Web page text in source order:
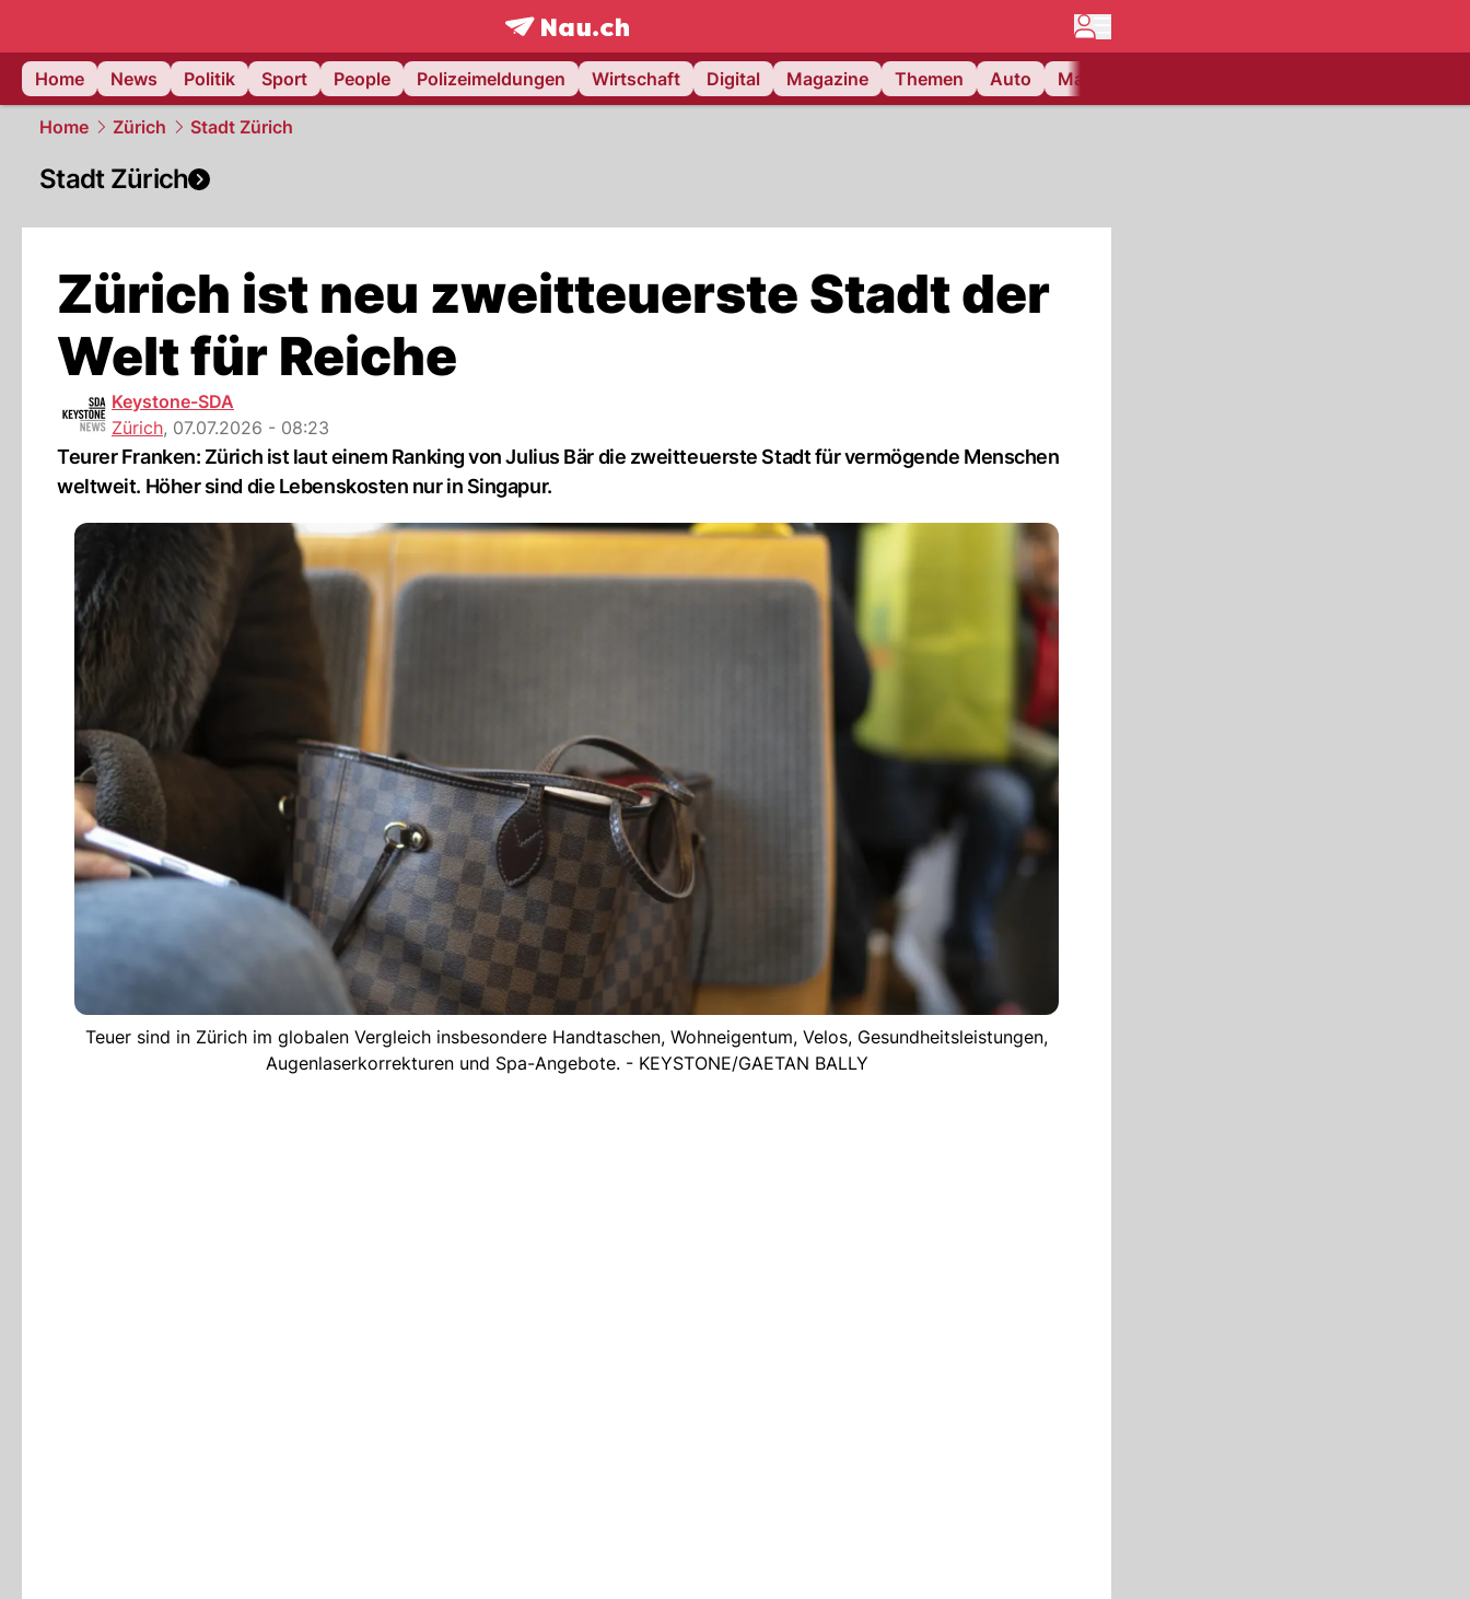
frontpage.NAU.ch
Home
News Politik Sport People Polizeimeldungen Wirtschaft Digital Magazine Themen Auto Matchcenter
Home Zürich Stadt Zürich
Stadt Zürich
Zürich ist neu zweitteuerste Stadt der
Welt für Reiche
Keystone-SDA
Zürich, 07.07.2026 - 08:23
Teurer Franken: Zürich ist laut einem Ranking von Julius Bär die zweitteuerste Stadt für vermögende Menschen
weltweit. Höher sind die Lebenskosten nur in Singapur.
Teuer sind in Zürich im globalen Vergleich insbesondere Handtaschen, Wohneigentum, Velos, Gesundheitsleistungen,
Augenlaserkorrekturen und Spa-Angebote. - KEYSTONE/GAETAN BALLY